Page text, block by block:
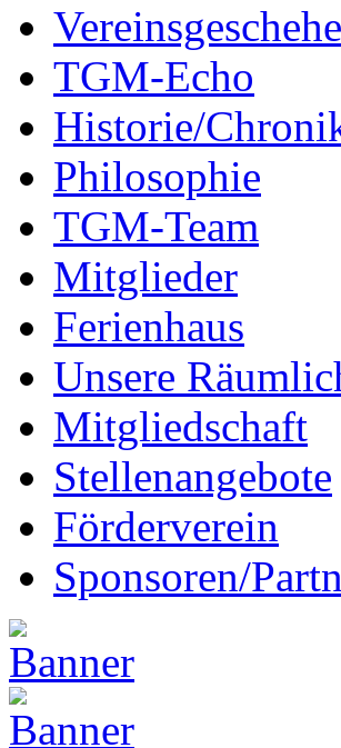
TGM-Echo
Historie/
Philosophie
TGM-Team
Mitglieder
Ferienhaus
Unsere
Mitgliedschaft
Stellenangebote
Förderverein
Sponsoren/